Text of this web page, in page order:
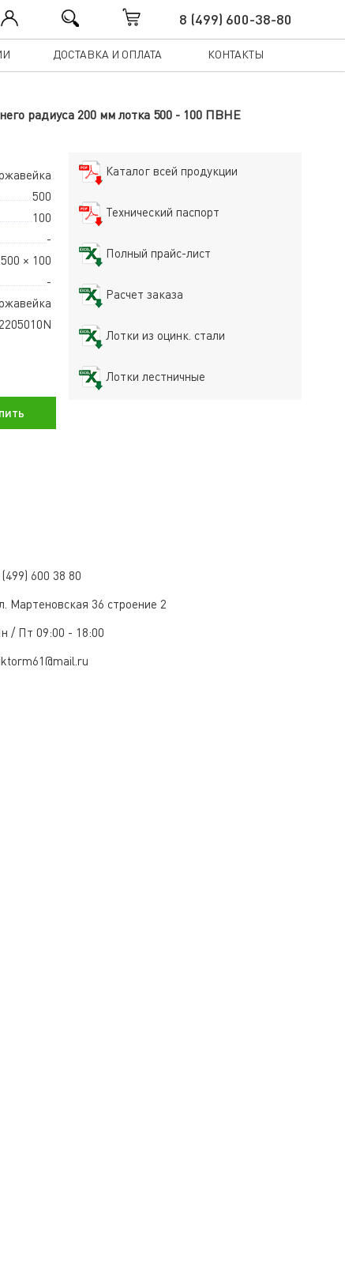
8 (499) 600-38-80
КОНТАКТЫ
ДОСТАВКА И ОПЛАТА
радиуса 200 мм лотка 500 - 100 ПВНЕ
500
100
-
500 × 100
-
Каталог всей продукции
Технический паспорт
Полный прайс-лист
Расчет заказа
Лотки из оцинк. стали
Лотки лестничные
(499) 600 38 80
Мартеновская 36 строение 2
/ Пт 09:00 - 18:00